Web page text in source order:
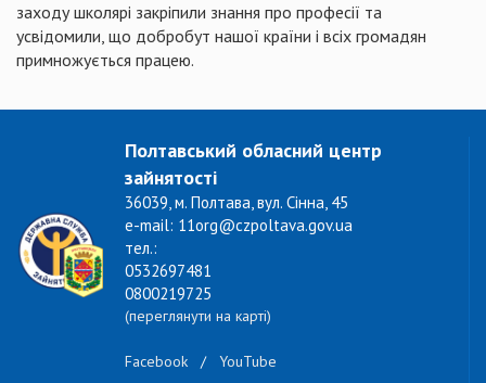
заходу школярі закріпили знання про професії та
усвідомили, що добробут нашої країни і всіх громадян
примножується працею.
Полтавський обласний центр
зайнятості
36039, м. Полтава, вул. Сінна, 45
e-mail: 11org@czpoltava.gov.ua
тел.:
0532697481
0800219725
(переглянути на карті)
Facebook / YouTube